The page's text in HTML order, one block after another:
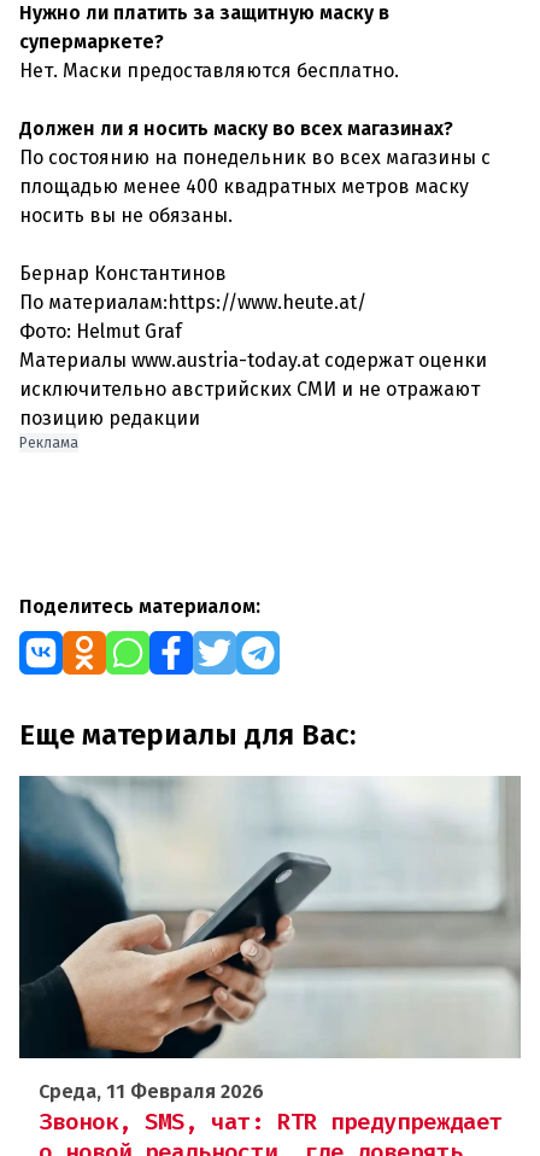
Нужно ли платить за защитную маску в
супермаркете?
Нет. Маски предоставляются бесплатно.
Должен ли я носить маску во всех магазинах?
По состоянию на понедельник во всех магазины с
площадью менее 400 квадратных метров маску
носить вы не обязаны.
Бернар Константинов
По материалам:https://www.heute.at/
Фото: Helmut Graf
Материалы www.austria-today.at содержат оценки
исключительно австрийских СМИ и не отражают
позицию редакции
Реклама
Поделитесь материалом:
Еще материалы для Вас:
Среда, 11 Февраля 2026
Звонок, SMS, чат: RTR предупреждает